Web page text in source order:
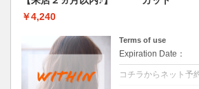
￥4,240
Terms of use
Expiration Date：
コチラからネット予